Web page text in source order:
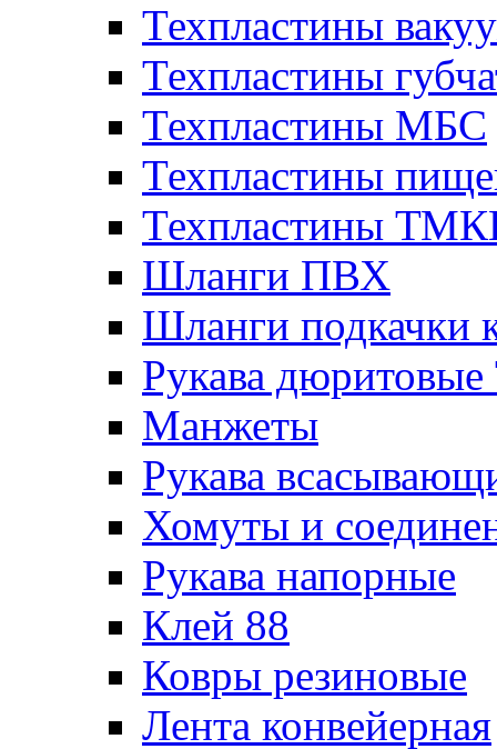
Техпластины
Техпластины
Техпластины МБС
Техпластины
Техпластины
Шланги ПВХ
Шланги подкачки
Рукава
Манжеты
Рукава
Хомуты и
Рукава напорные
Клей 88
Ковры резиновые
Лента конвейерная